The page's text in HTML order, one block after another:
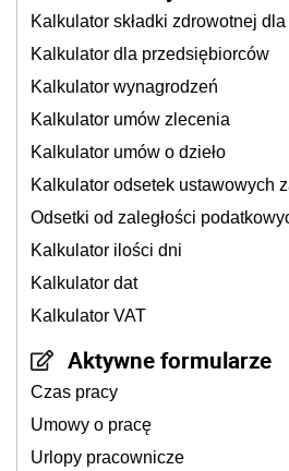
Kalkulator składki zdrowotnej
Kalkulator dla przedsiębiorców
Kalkulator wynagrodzeń
Kalkulator umów zlecenia
Kalkulator umów o dzieło
Kalkulator odsetek ustawowych
Odsetki od zaległości
Kalkulator ilości dni
Kalkulator dat
Kalkulator VAT
Aktywne formularze
Czas pracy
Umowy o pracę
Urlopy pracownicze